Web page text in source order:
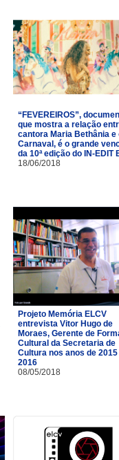
“FEVEREIROS”,
que mostra a relação
cantora Maria Bethânia e
Carnaval, é o grande
da 10ª edição do IN-EDIT
18/06/2018
Projeto Memória ELCV
entrevista Vitor Hugo de
Moraes, Gerente de
Cultural da Secretaria de
Cultura nos anos de 2015
2016
08/05/2018